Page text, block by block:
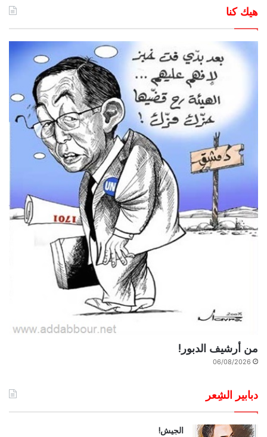
هيك كنا
من أرشيف الدبور!
06/08/2026
دبابير الشِعر
الجيش!